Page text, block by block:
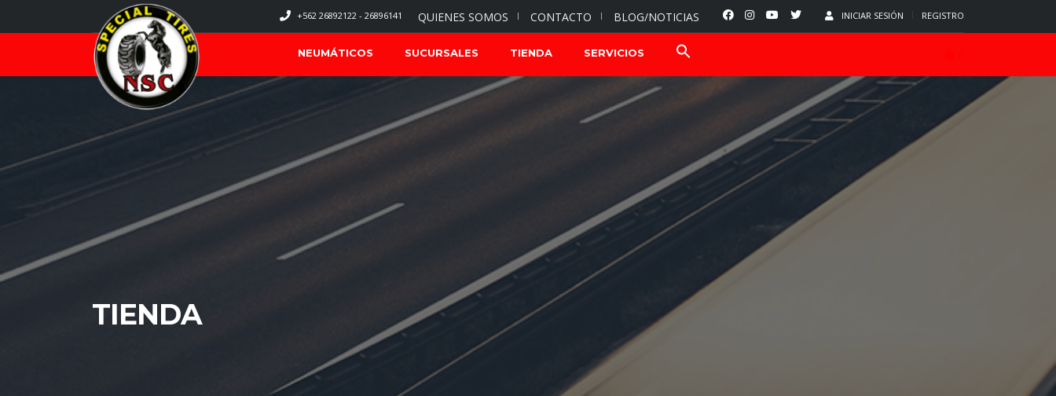
INICIAR SESIÓN REGISTRO
QUIENES SOMOS CONTACTO BLOG/NOTICIAS
+562 26892122 - 26896141
NEUMÁTICOS SUCURSALES TIENDA SERVICIOS
TIENDA